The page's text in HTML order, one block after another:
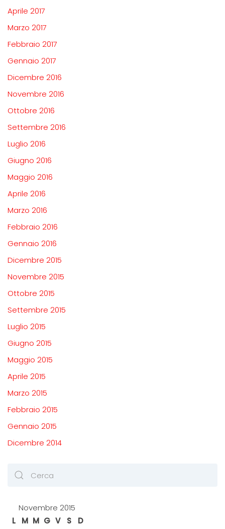
Aprile 2017
Marzo 2017
Febbraio 2017
Gennaio 2017
Dicembre 2016
Novembre 2016
Ottobre 2016
Settembre 2016
Luglio 2016
Giugno 2016
Maggio 2016
Aprile 2016
Marzo 2016
Febbraio 2016
Gennaio 2016
Dicembre 2015
Novembre 2015
Ottobre 2015
Settembre 2015
Luglio 2015
Giugno 2015
Maggio 2015
Aprile 2015
Marzo 2015
Febbraio 2015
Gennaio 2015
Dicembre 2014
Novembre 2015
L
M M G V S
D